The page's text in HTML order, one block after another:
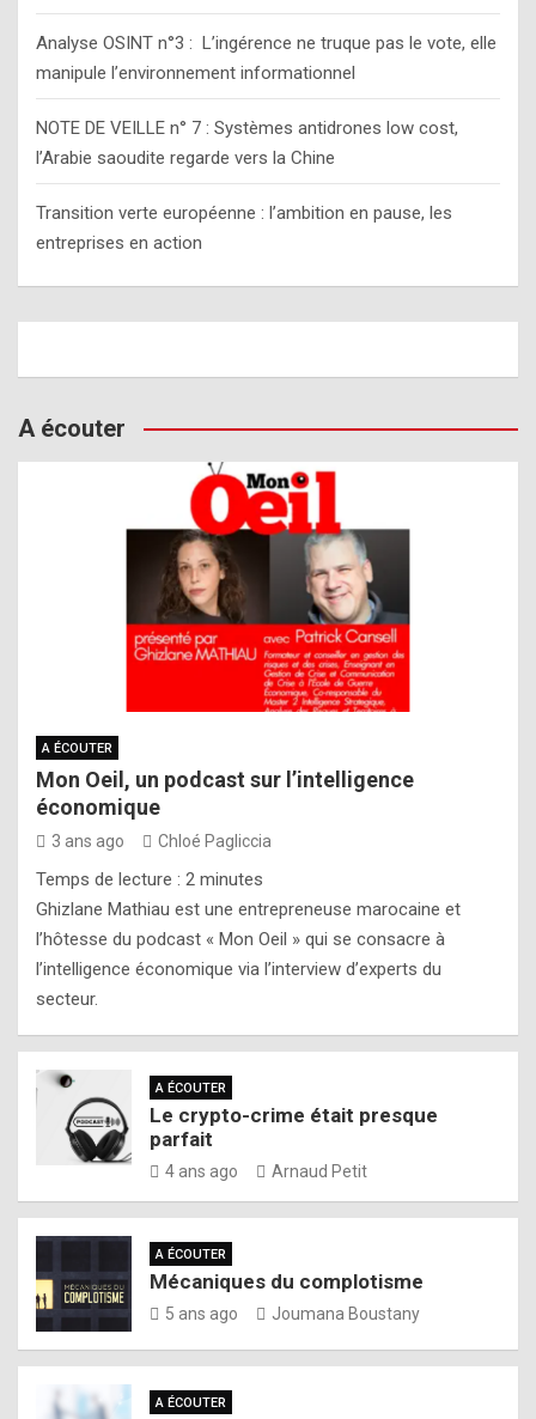
Analyse OSINT n°3 : L’ingérence ne truque pas le vote, elle
manipule l’environnement informationnel
NOTE DE VEILLE n° 7 : Systèmes antidrones low cost,
l’Arabie saoudite regarde vers la Chine
Transition verte européenne : l’ambition en pause, les
entreprises en action
A écouter
A ÉCOUTER
Mon Oeil, un podcast sur l’intelligence
économique
3 ans ago Chloé Pagliccia
Temps de lecture : 2 minutes
Ghizlane Mathiau est une entrepreneuse marocaine et
l’hôtesse du podcast « Mon Oeil » qui se consacre à
l’intelligence économique via l’interview d’experts du
secteur.
A ÉCOUTER
Le crypto-crime était presque
parfait
4 ans ago Arnaud Petit
A ÉCOUTER
Mécaniques du complotisme
5 ans ago Joumana Boustany
A ÉCOUTER